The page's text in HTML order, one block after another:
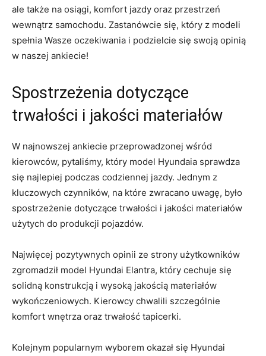
ale także na osiągi, komfort jazdy oraz przestrzeń
wewnątrz samochodu. ‍Zastanówcie się, który z modeli
spełnia Wasze oczekiwania i podzielcie się ⁣swoją opinią
w naszej ankiecie!
Spostrzeżenia dotyczące
trwałości i ⁤jakości materiałów
W najnowszej ankiecie przeprowadzonej wśród
kierowców, pytaliśmy,‌ który model Hyundaia sprawdza
się najlepiej podczas codziennej jazdy. Jednym z
kluczowych czynników, na które zwracano uwagę, było
spostrzeżenie dotyczące trwałości i jakości​ materiałów
użytych do produkcji pojazdów.
Najwięcej pozytywnych opinii ze strony użytkowników
zgromadził model Hyundai Elantra, który cechuje się
solidną konstrukcją i wysoką jakością materiałów
wykończeniowych. Kierowcy chwalili szczególnie
komfort wnętrza oraz trwałość‍ tapicerki.
Kolejnym popularnym wyborem okazał się Hyundai